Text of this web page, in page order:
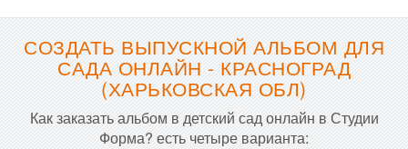
СОЗДАТЬ ВЫПУСКНОЙ АЛЬБОМ ДЛЯ
САДА ОНЛАЙН - КРАСНОГРАД
(ХАРЬКОВСКАЯ ОБЛ)
Как заказать альбом в детский сад онлайн в Студии
Форма? есть четыре варианта: